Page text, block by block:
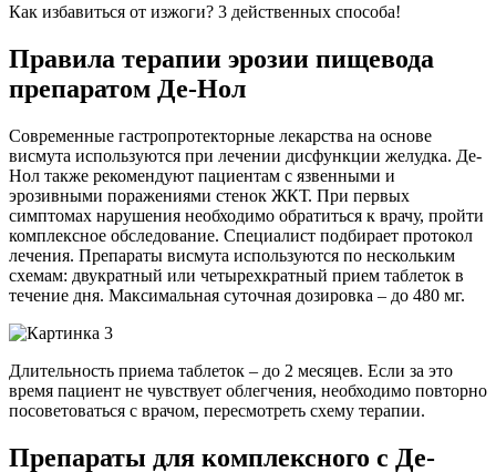
Как избавиться от изжоги? 3 действенных способа!
Правила терапии эрозии пищевода
препаратом Де-Нол
Современные гастропротекторные лекарства на основе
висмута используются при лечении дисфункции желудка. Де-
Нол также рекомендуют пациентам с язвенными и
эрозивными поражениями стенок ЖКТ. При первых
симптомах нарушения необходимо обратиться к врачу, пройти
комплексное обследование. Специалист подбирает протокол
лечения. Препараты висмута используются по нескольким
схемам: двукратный или четырехкратный прием таблеток в
течение дня. Максимальная суточная дозировка – до 480 мг.
Длительность приема таблеток – до 2 месяцев. Если за это
время пациент не чувствует облегчения, необходимо повторно
посоветоваться с врачом, пересмотреть схему терапии.
Препараты для комплексного с Де-